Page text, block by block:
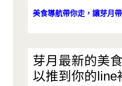
美食導航帶你走，讓芽月
芽月最新的美
以推到你的line